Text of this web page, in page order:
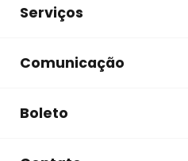
Serviços
Comunicação
Boleto